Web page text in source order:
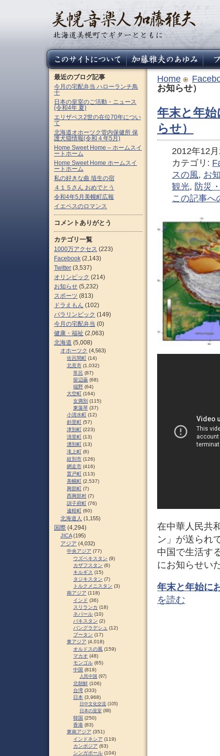
Home
お知らせ）
年末と年
らせ）
2012年12
カテゴリ:
スの風, お
観光, 防災
この記事へ
在中華人民共
ン」が送られ
中国で生活す
にお知らせい
年末と年始に
を読む
最近のブログ記事
今月の宅配弁当 ハローランチ鳥
十
日本の皇室のご活動・ニュース
(令和4年 夏)
エリザベス2世の在位70年につい
て
北海道オホーツク管内保健所 保
護犬猫情報(令和４年5月)
Home Sweet Home – ホームスイ
ートホーム
Home Sweet Home ホームスイ
ートホーム
私の好きな曲 埴生の宿
４１５さん おめでとう
令和4年5月美幌町広報
イエペスのロマンス
コメントありがとう
カテゴリ一覧
1000万アクセス (223)
Facebook (2,143)
Twitter (3,537)
オリンピック (214)
お知らせ (5,232)
スポーツ (813)
ドラえもん (102)
パラリンピック (149)
今月の宅配弁当 (0)
健康・福祉 (2,063)
北海道 (5,008)
オホーツク (4,563)
佐呂間町 (14)
北見市 (1,032)
常呂 (87)
留辺蘂 (68)
端野 (64)
大空町 (164)
女満別 (115)
東藻琴 (37)
小清水町 (12)
斜里町 (57)
津別町 (223)
清里町 (13)
湧別町 (13)
滝上町 (6)
紋別市 (126)
網走市 (416)
置戸町 (113)
美幌町 (2,537)
興部町 (7)
西興部村 (7)
訓子府町 (76)
遠軽町 (60)
北海道人 (1,155)
国際 (4,294)
JICA(195)
アジア (4,032)
中央アジア (77)
ウズベキスタン (9)
カザフスタン (6)
キルギス (15)
タジキスタン (7)
トルクメニスタン (3)
南アジア (118)
インド (36)
スリランカ (18)
ネパール (10)
パキスタン (2)
バングラデシュ (12)
ブータン (17)
東アジア (4,018)
オルドスの風 (159)
マカオ (48)
モンゴル (65)
中国 (819)
人民中国 (97)
北朝鮮 (106)
台湾 (333)
日本 (3,968)
日中文化交流 (105)
日本の皇室 (88)
韓国 (250)
香港 (83)
東南アジア (351)
インドネシア (119)
カンボジア (63)
シンガポール (104)